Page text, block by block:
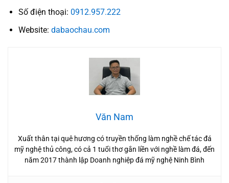
Số điện thoại: 0912.957.222
Website: dabaochau.com
Văn Nam
Xuất thân tại quê hương có truyền thống làm nghề chế tác đá
mỹ nghệ thủ công, có cả 1 tuổi thơ gắn liền với nghề làm đá, đến
năm 2017 thành lập Doanh nghiệp đá mỹ nghệ Ninh Bình